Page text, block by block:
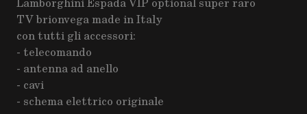
TV brionvega made in Italy
con tutti gli accessori:
- telecomando
- antenna ad anello
- cavi
- schema elettrico originale